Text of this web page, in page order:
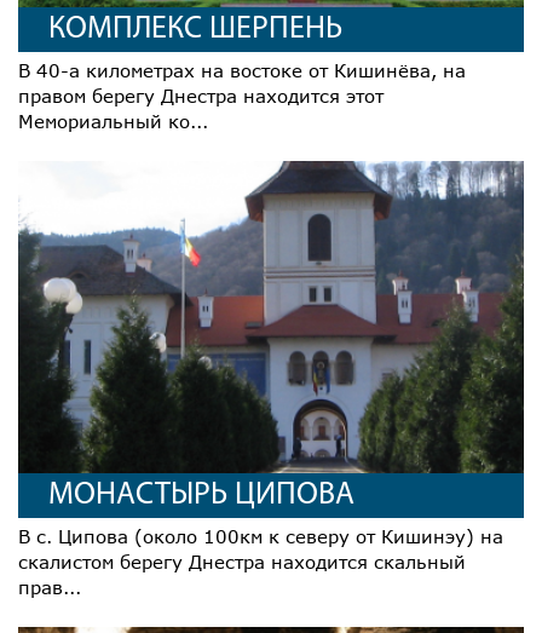
КОМПЛЕКС ШЕРПЕНЬ
В 40-а километрах на востоке от Кишинёва, на
правом берегу Днестра находится этот
Мемориальный ко...
МОНАСТЫРЬ ЦИПОВА
В с. Ципова (около 100км к северу от Кишинэу) на
скалистом берегу Днестра находится скальный
прав...